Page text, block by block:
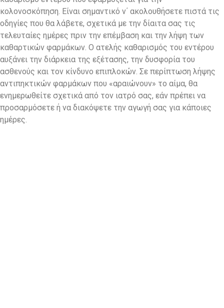
κολονοσκόπηση. Είναι σημαντικό ν΄ ακολουθήσετε πιστά τις
οδηγίες που θα λάβετε, σχετικά με την δίαιτα σας τις
τελευταίες ημέρες πριν την επέμβαση και την λήψη των
καθαρτικών φαρμάκων. Ο ατελής καθαρισμός του εντέρου
αυξάνει την διάρκεια της εξέτασης, την δυσφορία του
ασθενούς και τον κίνδυνο επιπλοκών. Σε περίπτωση λήψης
αντιπηκτικών φαρμάκων που «αραιώνουν» το αίμα, θα
ενημερωθείτε σχετικά από τον ιατρό σας, εάν πρέπει να
προσαρμόσετε ή να διακόψετε την αγωγή σας για κάποιες
ημέρες.